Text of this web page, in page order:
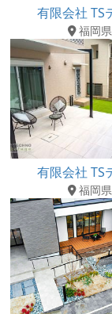
有限会社 TS
福岡県
有限会社 TS
福岡県